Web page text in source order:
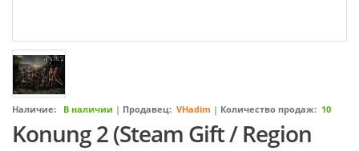
Наличие: В наличии | Продавец: VHadim | Количество продаж: 10
Konung 2 (Steam Gift / Region